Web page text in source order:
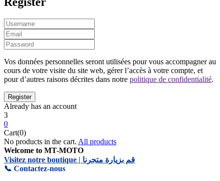
Vos données personnelles seront utilisées pour vous accompagner au
cours de votre visite du site web, gérer l’accès à votre compte, et
pour d’autres raisons décrites dans notre politique de confidentialité.
Already has an account
3
0
Cart(0)
No products in the cart. All products
Welcome to MT-MOTO
Visitez notre boutique | قم بزيارة متجرنا
📞 Contactez-nous